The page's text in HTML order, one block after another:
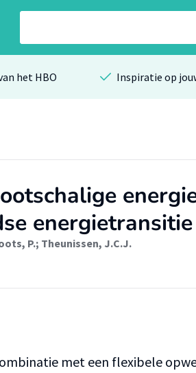
het HBO Inspiratie op
energietransitie
P.; Theunissen, J.C.J.
met een flexibele